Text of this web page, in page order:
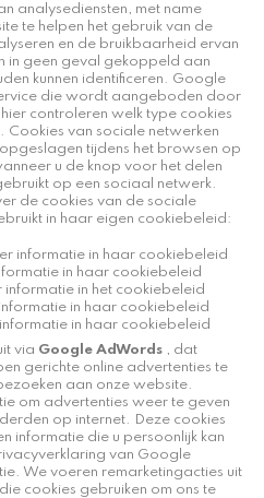
analysediensten, met name
te helpen het gebruik van de
en de bruikbaarheid ervan
in geen geval gekoppeld aan
kunnen identificeren. Google
die wordt aangeboden door
hier controleren welk type cookies
van sociale netwerken
tijdens het browsen op
u de knop voor het delen
op een sociaal netwerk.
de cookies van de sociale
in haar eigen cookiebeleid:
informatie in haar cookiebeleid
in haar cookiebeleid
in het cookiebeleid
in haar cookiebeleid
in haar cookiebeleid
via Google AdWords , dat
gerichte online advertenties te
aan onze website.
om advertenties weer te geven
op internet. Deze cookies
informatie die u persoonlijk kan
van Google
We voeren remarketingacties uit
cookies gebruiken om ons te